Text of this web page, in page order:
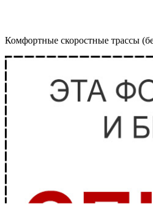
Комфортные скоростные трассы